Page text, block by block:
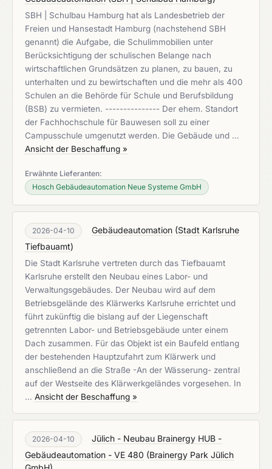
SBH | Schulbau Hamburg hat als Landesbetrieb der
Freien und Hansestadt Hamburg (nachstehend SBH
genannt) die Aufgabe, die Schulimmobilien unter
Berücksichtigung der schulischen Belange nach
wirtschaftlichen Grundsätzen zu planen, zu bauen, zu
unterhalten und zu bewirtschaften und die mehr als 400
Schulen an die Behörde für Schule und Berufsbildung
(BSB) zu vermieten. --------------- Der ehem. Standort
der Fachhochschule für Bauwesen soll zu einer
Campusschule umgenutzt werden. Die Gebäude und …
Ansicht der Beschaffung »
Erwähnte Lieferanten:
Hosch Gebäudeautomation Neue Systeme GmbH
2026-04-10 Gebäudeautomation (Stadt Karlsruhe
Tiefbauamt)
Die Stadt Karlsruhe vertreten durch das Tiefbauamt
Karlsruhe erstellt den Neubau eines Labor- und
Verwaltungsgebäudes. Der Neubau wird auf dem
Betriebsgelände des Klärwerks Karlsruhe errichtet und
führt zukünftig die bislang auf der Liegenschaft
getrennten Labor- und Betriebsgebäude unter einem
Dach zusammen. Für das Objekt ist ein Baufeld entlang
der bestehenden Hauptzufahrt zum Klärwerk und
anschließend an die Straße -An der Wässerung- zentral
auf der Westseite des Klärwerkgeländes vorgesehen. In
… Ansicht der Beschaffung »
2026-04-10
Jülich - Neubau Brainergy HUB -
Gebäudeautomation - VE 480 (Brainergy Park Jülich